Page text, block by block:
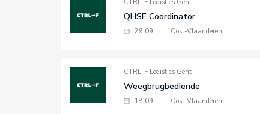
CTRL-F Logistics Gent
QHSE Coordinator
29.09 Oost-Vlaanderen
CTRL-F Logistics Gent
Weegbrugbediende
18.09 Oost-Vlaanderen